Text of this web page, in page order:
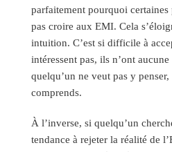
parfaitement pourquoi certaines
pas croire aux EMI. Cela
intuition. C’est si difficile à
intéressent pas, ils n’ont
quelqu’un ne veut pas y
comprends.
À l’inverse, si quelqu’un
tendance à rejeter la réalité de